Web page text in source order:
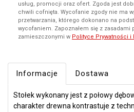
usług, promocji oraz ofert. Zgoda jest
chwili cofnięta. Wycofanie zgody nie ma
przetwarzania, którego dokonano na
wycofaniem. Zapoznałem się z zasadami
zamieszczonymi w Polityce Prywatności i
Informacje Dostawa
Stołek wykonany jest z połowy
charakter drewna kontrastuje z